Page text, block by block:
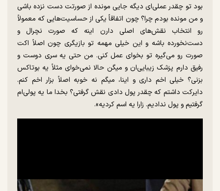
بود تو چقدر عملی‌ای دیگه جایی مونده از صورتت دست نزده باشی
و من مونده بودم چرا؟ چون اتفاقاً یکی از حساسیت‌هایی که معمولاً
رو انتخاب‌‌ نقش‌های اصلی دارن اینه که صورت نچرال و
دست‌نخورده باشه و این خیلی مهمه تو بازیگری چون اصلاً اکت
صورت رو می‌گیره تو بخوای عمل کنی. من حتی یه سری دوست و
رفیق دارم پزشک زیبایی‌ان و میگن حالا نمی‌خوای مثلاً یه بوتاکس
بزنی؟ خیلی اخم داری و اینا، میگم نه خوبه اصلاً بزار اخم کنم.
دایرکت داشتم که چقدر پول دادی نقش گرفتی؟ بخدا ما یه پولی‌‌ام
گرفتیم و پول ندادیم. زارا یه اسم کردیه».